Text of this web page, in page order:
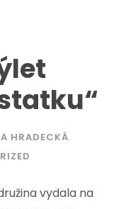
HRADECKÁ
vydala na